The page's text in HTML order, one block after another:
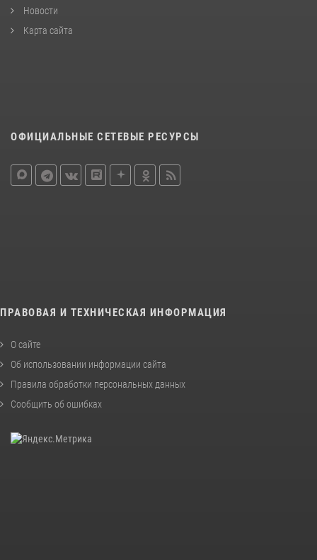
Новости
Карта сайта
ОФИЦИАЛЬНЫЕ СЕТЕВЫЕ РЕСУРСЫ
ПРАВОВАЯ И ТЕХНИЧЕСКАЯ ИНФОРМАЦИЯ
О сайте
Об использовании информации сайта
Правила обработки персональных данных
Сообщить об ошибках